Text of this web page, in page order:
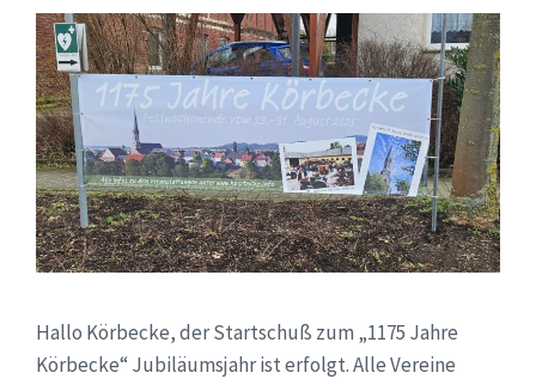
Hallo Körbecke, der Startschuß zum „1175 Jahre
Körbecke“ Jubiläumsjahr ist erfolgt. Alle Vereine